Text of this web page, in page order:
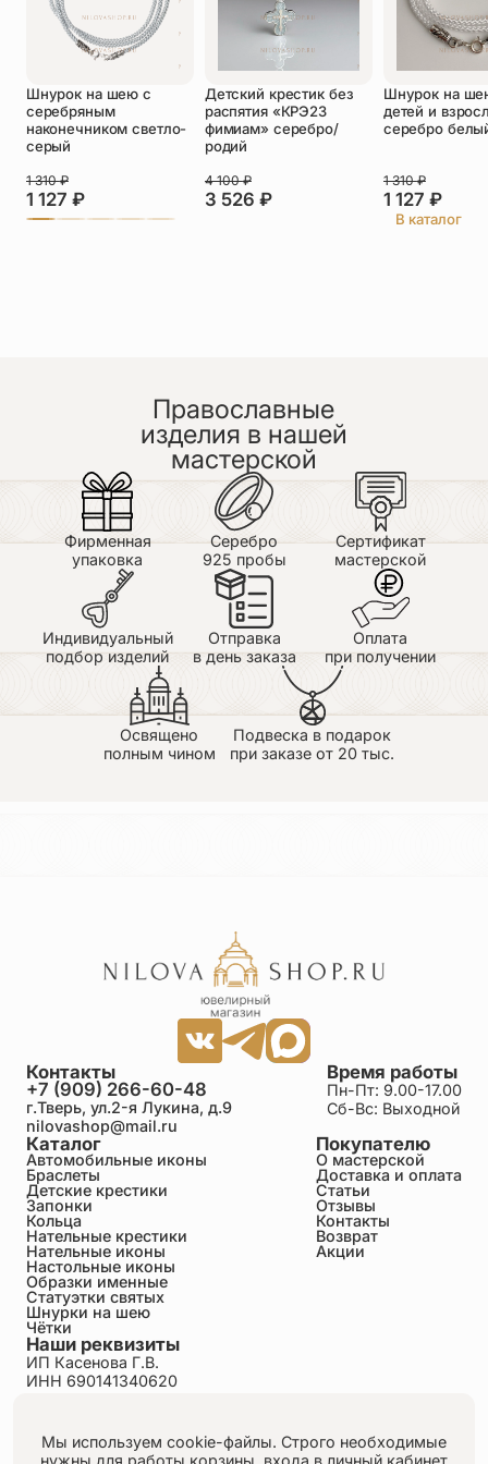
Оставить отзыв
Подтверждаю свое согласие с
политикой конфиденциальностии даю
согласие на обработку персональных
данных
Пока нет отзывов. Будьте первым!
Шнурок на шею с
серебряным
наконечником светло-
серый
1 127 ₽
1 310₽
Детский крестик без
распятия «КРЭ23
фимиам» серебро/
родий
3 526 ₽
4 100₽
Шнурок на
детей и
серебро
1 127 ₽
1 310₽
В каталог
Православные
изделия в нашей
мастерской
Фирменная
упаковка
Серебро
925 пробы
Сертификат
мастерской
Индивидуальный
подбор изделий
Отправка
в день заказа
Оплата
при получении
Освящено
полным чином
Подвеска в подарок
при заказе от 20 тыс.
Каталог
Автомобильные иконы
Браслеты
Детские крестики
Запонки
Кольца
Нательные крестики
Нательные иконы
Настольные иконы
Образки именные
Статуэтки святых
Шнурки на шею
Чётки
Покупателю
О мастерской
Доставка и оплата
Статьи
Отзывы
Контакты
Возврат
Акции
Время работы
Пн-Пт: 9.00-17.00
Сб-Вс: Выходной
Контакты
+7 (909) 266-60-48
г.Тверь, ул.2-я Лукина, д.9
nilovashop@mail.ru
Наши реквизиты
ИП Касенова Г.В.
ИНН 690141340620
Пользовательское соглашение
Публичная оферта
Мы используем cookie-файлы. Строго необходимые
нужны для работы корзины, входа в личный кабинет